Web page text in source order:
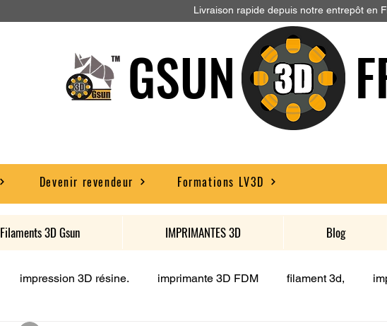
Livraison rapide depuis notre entrepôt en
GSUN
Devenir revendeur Formations LV3D
Filaments 3D Gsun IMPRIMANTES 3D Blog
impression 3D résine. imprimante 3D FDM filament 3d,